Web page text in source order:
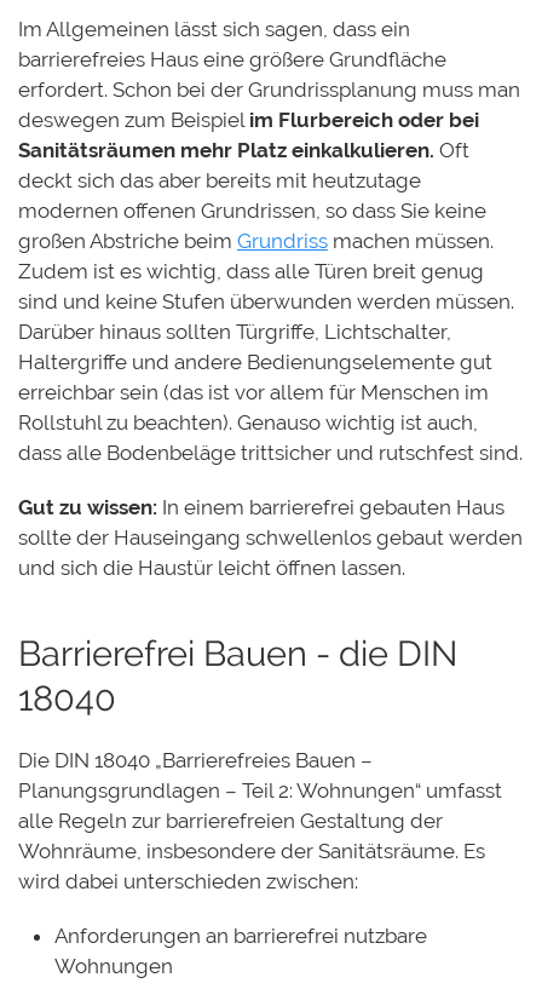
Im Allgemeinen lässt sich sagen, dass ein
barrierefreies Haus eine größere Grundfläche
erfordert. Schon bei der Grundrissplanung muss man
deswegen zum Beispiel im Flurbereich oder bei
Sanitätsräumen mehr Platz einkalkulieren. Oft
deckt sich das aber bereits mit heutzutage
modernen offenen Grundrissen, so dass Sie keine
großen Abstriche beim Grundriss machen müssen.
Zudem ist es wichtig, dass alle Türen breit genug
sind und keine Stufen überwunden werden müssen.
Darüber hinaus sollten Türgriffe, Lichtschalter,
Haltergriffe und andere Bedienungselemente gut
erreichbar sein (das ist vor allem für Menschen im
Rollstuhl zu beachten). Genauso wichtig ist auch,
dass alle Bodenbeläge trittsicher und rutschfest sind.
Gut zu wissen: In einem barrierefrei gebauten Haus
sollte der Hauseingang schwellenlos gebaut werden
und sich die Haustür leicht öffnen lassen.
Barrierefrei Bauen - die DIN
18040
Die DIN 18040 „Barrierefreies Bauen –
Planungsgrundlagen – Teil 2: Wohnungen“ umfasst
alle Regeln zur barrierefreien Gestaltung der
Wohnräume, insbesondere der Sanitätsräume. Es
wird dabei unterschieden zwischen:
Anforderungen an barrierefrei nutzbare
Wohnungen